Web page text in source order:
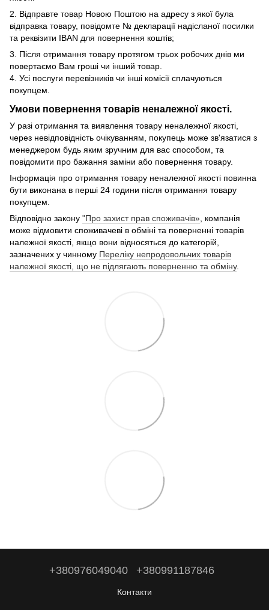
2. Відправте товар Новою Поштою на адресу з якої була
відправка товару, повідомте № декларації надісланої посилки
та реквізити IBAN для повернення коштів;
3. Після отримання товару протягом трьох робочих днів ми
повертаємо Вам гроші чи інший товар.
4. Усі послуги перевізників чи інші комісії сплачуються
покупцем.
Умови повернення товарів неналежної якості.
У разі отримання та виявлення товару неналежної якості,
через невідповідність очікуванням, покупець може зв'язатися з
менеджером будь яким зручним для вас способом, та
повідомити про бажання заміни або повернення товару.
Інформація про отримання товару неналежної якості повинна
бути виконана в перші 24 години після отримання товару
покупцем.
Відповідно закону "Про захист прав споживачів» , компанія
може відмовити споживачеві в обміні та поверненні товарів
належної якості, якщо вони відносяться до категорій,
зазначених у чинному Переліку непродовольчих товарів
належної якості, що не підлягають поверненню та обміну.
+380976049040 +380991187846
Контакти